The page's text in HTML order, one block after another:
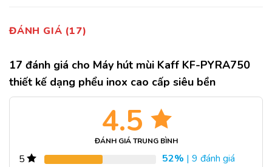
ĐÁNH GIÁ (17)
17 đánh giá cho Máy hút mùi Kaff KF-PYRA750
thiết kế dạng phểu inox cao cấp siêu bền
4.5
ĐÁNH GIÁ TRUNG BÌNH
5 52% | 9 đánh giá